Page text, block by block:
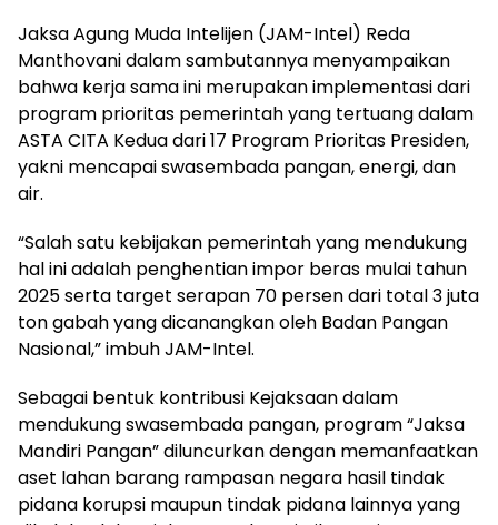
Jaksa Agung Muda Intelijen (JAM-Intel) Reda
Manthovani dalam sambutannya menyampaikan
bahwa kerja sama ini merupakan implementasi dari
program prioritas pemerintah yang tertuang dalam
ASTA CITA Kedua dari 17 Program Prioritas Presiden,
yakni mencapai swasembada pangan, energi, dan
air.
“Salah satu kebijakan pemerintah yang mendukung
hal ini adalah penghentian impor beras mulai tahun
2025 serta target serapan 70 persen dari total 3 juta
ton gabah yang dicanangkan oleh Badan Pangan
Nasional,” imbuh JAM-Intel.
Sebagai bentuk kontribusi Kejaksaan dalam
mendukung swasembada pangan, program “Jaksa
Mandiri Pangan” diluncurkan dengan memanfaatkan
aset lahan barang rampasan negara hasil tindak
pidana korupsi maupun tindak pidana lainnya yang